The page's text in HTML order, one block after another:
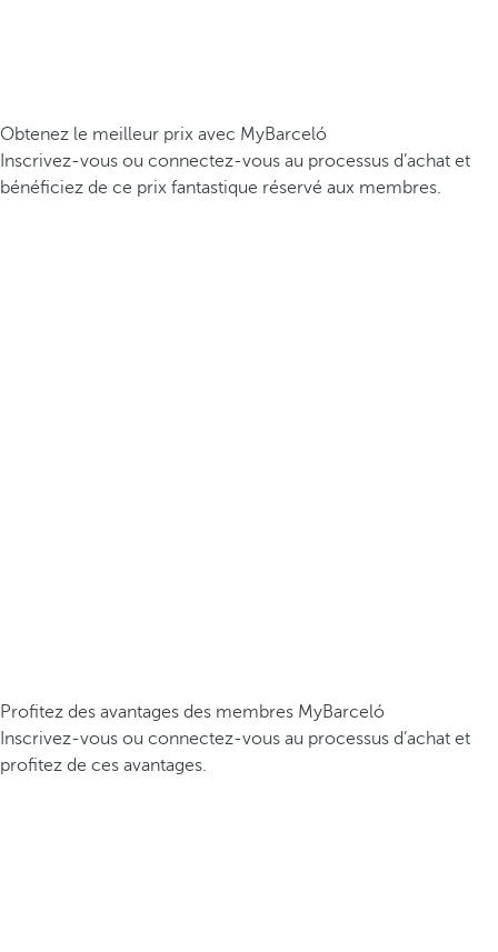
Obtenez le meilleur prix avec MyBarceló
Inscrivez-vous ou connectez-vous au processus d’achat et
bénéficiez de ce prix fantastique réservé aux membres.
Profitez des avantages des membres MyBarceló
Inscrivez-vous ou connectez-vous au processus d’achat et
profitez de ces avantages.